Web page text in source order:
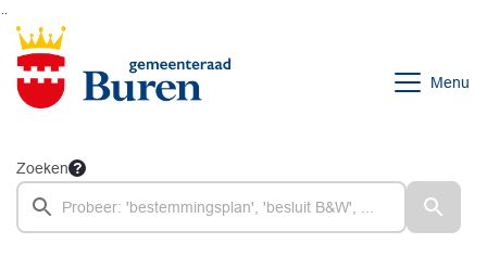
Ga naar de inhoud van deze pagina
Ga naar het zoeken
Ga naar het menu
Menu
Zoeken